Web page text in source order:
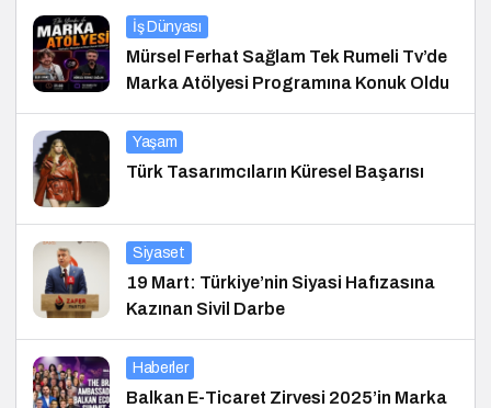
İş Dünyası
Mürsel Ferhat Sağlam Tek Rumeli Tv’de
Marka Atölyesi Programına Konuk Oldu
Yaşam
Türk Tasarımcıların Küresel Başarısı
Siyaset
19 Mart: Türkiye’nin Siyasi Hafızasına
Kazınan Sivil Darbe
Haberler
Balkan E-Ticaret Zirvesi 2025’in Marka